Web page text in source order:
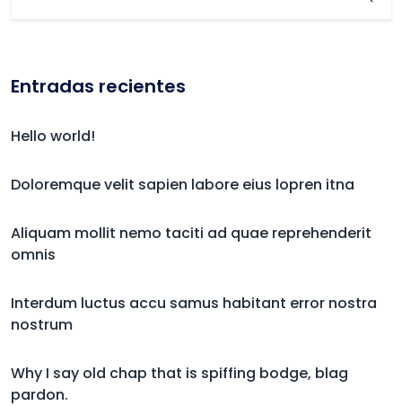
Entradas recientes
Hello world!
Doloremque velit sapien labore eius lopren itna
Aliquam mollit nemo taciti ad quae reprehenderit
omnis
Interdum luctus accu samus habitant error nostra
nostrum
Why I say old chap that is spiffing bodge, blag
pardon.